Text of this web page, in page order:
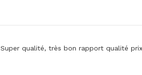
Super qualité, très bon rapport qualité